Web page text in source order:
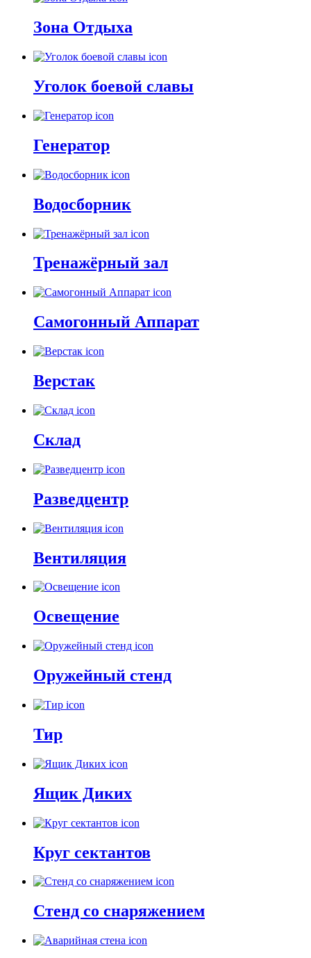
Зона Отдыха
Уголок боевой славы
Генератор
Водосборник
Тренажёрный зал
Самогонный Аппарат
Верстак
Склад
Разведцентр
Вентиляция
Освещение
Оружейный стенд
Тир
Ящик Диких
Круг сектантов
Стенд со снаряжением